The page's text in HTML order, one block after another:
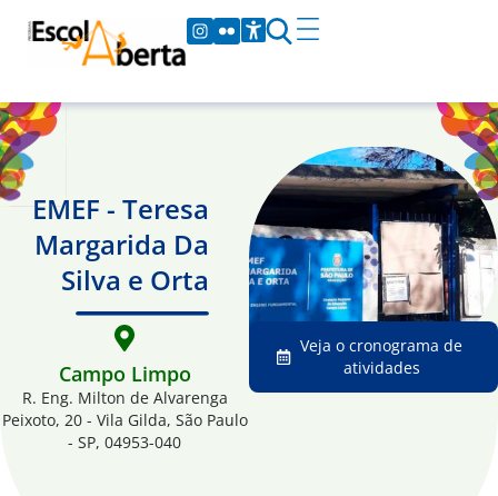
EMEF - Teresa
Margarida Da
Silva e Orta
Campo Limpo
R. Eng. Milton de Alvarenga
Peixoto, 20 - Vila Gilda, São Paulo
- SP, 04953-040
Veja o cronograma de
atividades